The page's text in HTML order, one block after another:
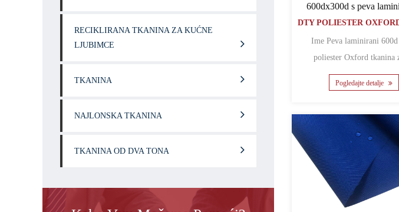
RECIKLIRANA TKANINA ZA KUĆNE
LJUBIMCE
TKANINA
NAJLONSKA TKANINA
TKANINA OD DVA TONA
600dx300d s peva
Ime Peva laminirani 600d 300d
poliester Oxford tkanina
Pogledajte detalje